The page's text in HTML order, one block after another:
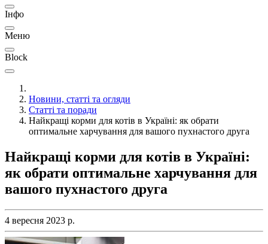
Інфо
Меню
Block
Новини, статті та огляди
Статті та поради
Найкращі корми для котів в Україні: як обрати
оптимальне харчування для вашого пухнастого друга
Найкращі корми для котів в Україні:
як обрати оптимальне харчування для
вашого пухнастого друга
4 вересня 2023 р.